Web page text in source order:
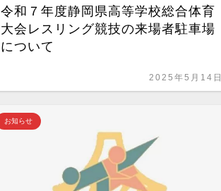
令和７年度静岡県高等学校総合体育
大会レスリング競技の来場者駐車場
について
2025年5月14日
お知らせ